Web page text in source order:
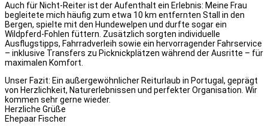
Auch für Nicht-Reiter ist der Aufenthalt ein Erlebnis: Meine Frau
begleitete mich häufig zum etwa 10 km entfernten Stall in den
Bergen, spielte mit den Hundewelpen und durfte sogar ein
Wildpferd-Fohlen füttern. Zusätzlich sorgten individuelle
Ausflugstipps, Fahrradverleih sowie ein hervorragender Fahrservice
– inklusive Transfers zu Picknickplätzen während der Ausritte – für
maximalen Komfort.
Unser Fazit: Ein außergewöhnlicher Reiturlaub in Portugal, geprägt
von Herzlichkeit, Naturerlebnissen und perfekter Organisation. Wir
kommen sehr gerne wieder.
Herzliche Grüße
Ehepaar Fischer